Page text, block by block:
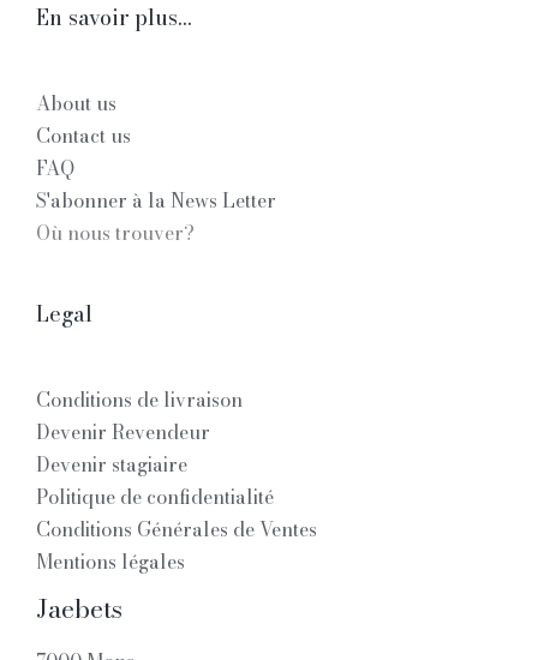
En savoir plus...
About us
Contact us
FAQ
S'abonner à la News Letter
Où nous trouver?
Legal
Conditions de livraison
Devenir Revendeur
Devenir stagiaire
Politique de confidentialité
Conditions Générales de Ventes
Mentions légales
Jaebets